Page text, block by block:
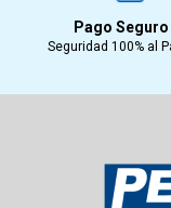
Pago Seguro
Seguridad 100% al